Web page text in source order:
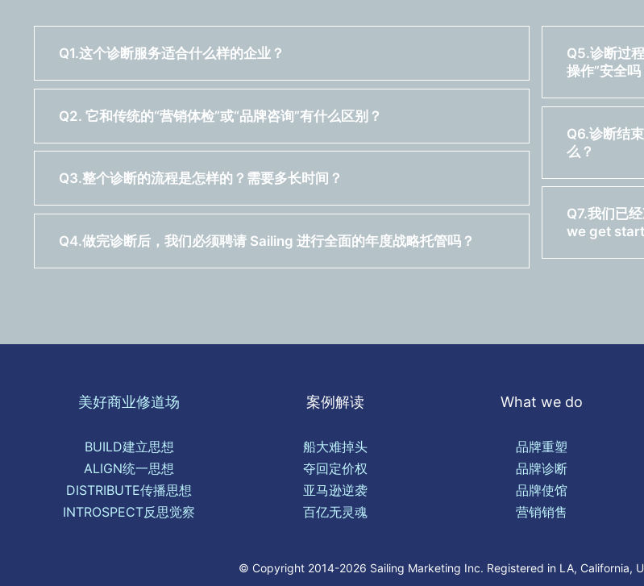
Q1.这个诊断服务适合什么样的企业？
Q2. 它和传统的“营销体检”或“品牌咨询”有什么区别？
Q3.整个诊断的流程是怎样的？需要多长时间？
Q4.做完诊断后，我们必须聘请 Sailing 进行全面的年度战略托管吗？
Q5.诊断过
操作”安全
Q6.诊断结
么？
Q7.我们已
we get
美好商业修道场
BUILD建立思想
ALIGN统一思想
DISTRIBUTE传播思想
INTROSPECT反思觉察
案例解读
船大难掉头
夺回定价权
亚马逊逆袭
百亿无灵魂
What we do
品牌重塑
品牌诊断
品牌使馆
营销销售
© Copyright 2014-2026 Sailing Marketing Inc. Registered in LA, California,